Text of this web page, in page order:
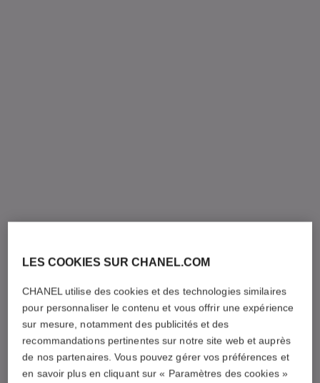
LES COOKIES SUR CHANEL.COM
CHANEL utilise des cookies et des technologies similaires
pour personnaliser le contenu et vous offrir une expérience
sur mesure, notamment des publicités et des
recommandations pertinentes sur notre site web et auprès
de nos partenaires. Vous pouvez gérer vos préférences et
en savoir plus en cliquant sur « Paramètres des cookies »